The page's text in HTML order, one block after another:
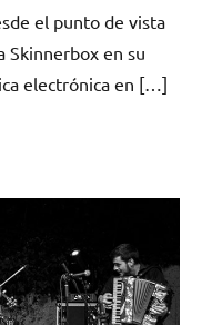
el punto de vista
Skinnerbox en su
electrónica en […]